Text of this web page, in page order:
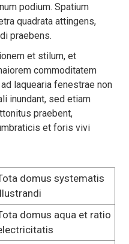
podium. Spatium
quadrata attingens,
praebens.
et stilum, et
commoditatem
laquearia fenestrae non
inundant, sed etiam
praebent,
et foris vivi
domus systematis
domus aqua et ratio